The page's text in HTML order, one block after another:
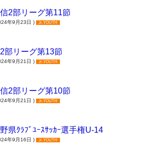
2部リーグ第11節
年9月23日 ) Jr.YOUTH
部リーグ第13節
年9月21日 ) Jr.YOUTH
2部リーグ第10節
年9月21日 ) Jr.YOUTH
県ｸﾗﾌﾞﾕｰｽｻｯｶｰ選手権U-14
年9月16日 ) Jr.YOUTH